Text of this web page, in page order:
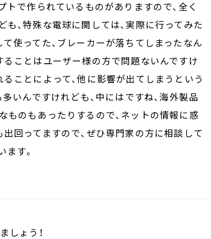
で作られているものがありますので、全く
、特殊な電球に関しては、実際に行ってみた
使ってた、ブレーカーが落ちてしまったなん
ことはユーザー様の方で問題ないんですけ
ことによって、他に影響が出てしまうという
いんですけれども、中にはですね、海外製品
ものもあったりするので、ネットの情報に惑
回ってますので、ぜひ専門家の方に相談して
す。
しょう！